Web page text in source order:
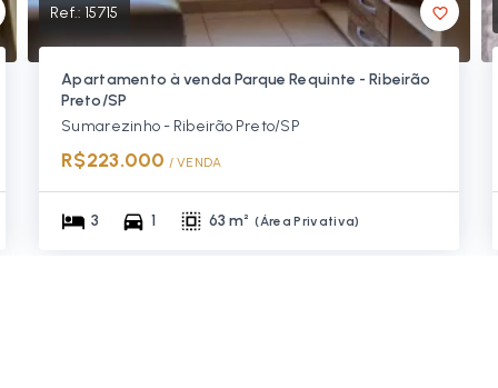
Ref.:15715
Apartamento à venda Parque Requinte - Ribeirão
Preto/SP
Sumarezinho - Ribeirão Preto/SP
R$223.000 / VENDA
3 1 63 m² (Área Privativa)